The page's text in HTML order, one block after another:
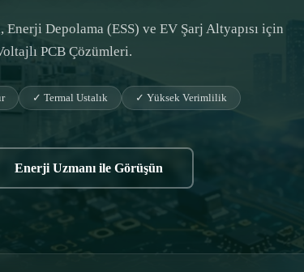
Depolama (ESS) ve EV Şarj Altyapısı için
PCB Çözümleri.
✓ Termal Ustalık ✓ Yüksek Verimlilik
Enerji Uzmanı ile Görüşün